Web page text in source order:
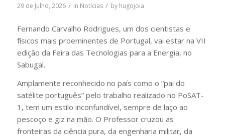
29 de Julho, 2026 / in Notícias / by hugojoia
Fernando Carvalho Rodrigues, um dos cientistas e
físicos mais proeminentes de Portugal, vai estar na VII
edição da Feira das Tecnologias para a Energia, no
Sabugal.
Amplamente reconhecido no país como o “pai do
satélite português” pelo trabalho realizado no PoSAT-
1, tem um estilo inconfundível, sempre de laço ao
pescoço e giz na mão. O Professor cruzou as
fronteiras da ciência pura, da engenharia militar, da